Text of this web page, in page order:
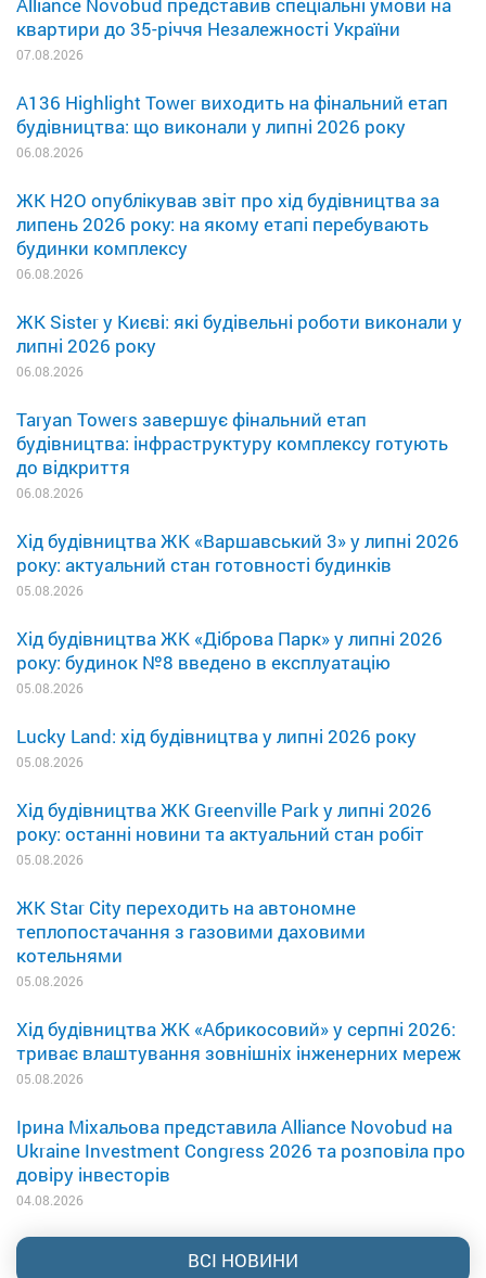
квартири до 35-річчя Незалежності України
07.08.2026
A136 Highlight Tower виходить на фінальний етап
будівництва: що виконали у липні 2026 року
06.08.2026
ЖК H2O опублікував звіт про хід будівництва за
липень 2026 року: на якому етапі перебувають
будинки комплексу
06.08.2026
ЖК Sister у Києві: які будівельні роботи виконали у
липні 2026 року
06.08.2026
Taryan Towers завершує фінальний етап
будівництва: інфраструктуру комплексу готують
до відкриття
06.08.2026
Хід будівництва ЖК «Варшавський 3» у липні 2026
року: актуальний стан готовності будинків
05.08.2026
Хід будівництва ЖК «Діброва Парк» у липні 2026
року: будинок №8 введено в експлуатацію
05.08.2026
Lucky Land: хід будівництва у липні 2026 року
05.08.2026
Хід будівництва ЖК Greenville Park у липні 2026
року: останні новини та актуальний стан робіт
05.08.2026
ЖК Star City переходить на автономне
теплопостачання з газовими даховими
котельнями
05.08.2026
Хід будівництва ЖК «Абрикосовий» у серпні 2026:
триває влаштування зовнішніх інженерних мереж
05.08.2026
Ірина Міхальова представила Alliance Novobud на
Ukraine Investment Congress 2026 та розповіла про
довіру інвесторів
04.08.2026
ВСІ НОВИНИ